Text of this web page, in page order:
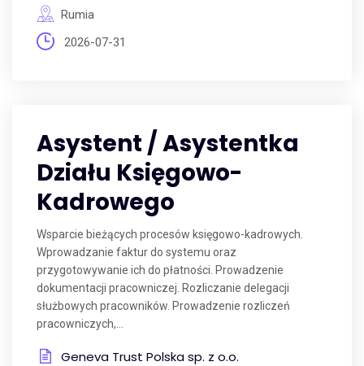
Rumia
2026-07-31
Asystent / Asystentka
Działu Księgowo-
Kadrowego
Wsparcie bieżących procesów księgowo-kadrowych.
Wprowadzanie faktur do systemu oraz
przygotowywanie ich do płatności. Prowadzenie
dokumentacji pracowniczej. Rozliczanie delegacji
służbowych pracowników. Prowadzenie rozliczeń
pracowniczych,...
Geneva Trust Polska sp. z o.o.